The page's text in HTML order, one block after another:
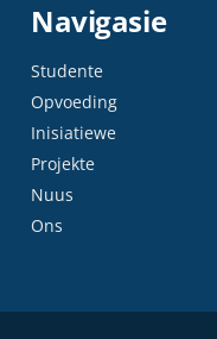
Navigasie
Studente
Opvoeding
Inisiatiewe
Projekte
Nuus
Ons